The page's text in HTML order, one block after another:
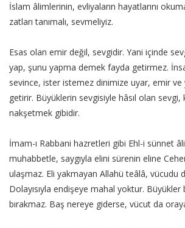
İslam âlimlerinin, evliyaların hayatlarını
zatları tanımalı, sevmeliyiz.
Esas olan emir değil, sevgidir. Yani içinde
yap, şunu yapma demek fayda getirmez.
sevince, ister istemez dinimize uyar, emir ve
getirir. Büyüklerin sevgisiyle hâsıl olan sevgi,
nakşetmek gibidir.
İmam-ı Rabbani hazretleri gibi Ehl-i sünnet
muhabbetle, saygıyla elini sürenin eline
ulaşmaz. Eli yakmayan Allahü teâlâ, vücudu
Dolayısıyla endişeye mahal yoktur. Büyükler
bırakmaz. Baş nereye giderse, vücut da